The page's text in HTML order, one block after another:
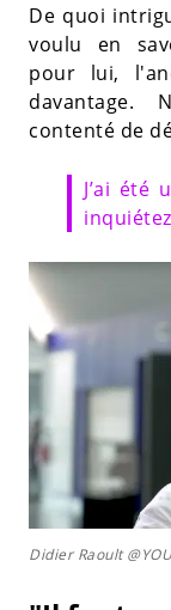
De quoi
voulu en
pour lui,
davantage.
contenté de
J’ai été
Didier Raoult